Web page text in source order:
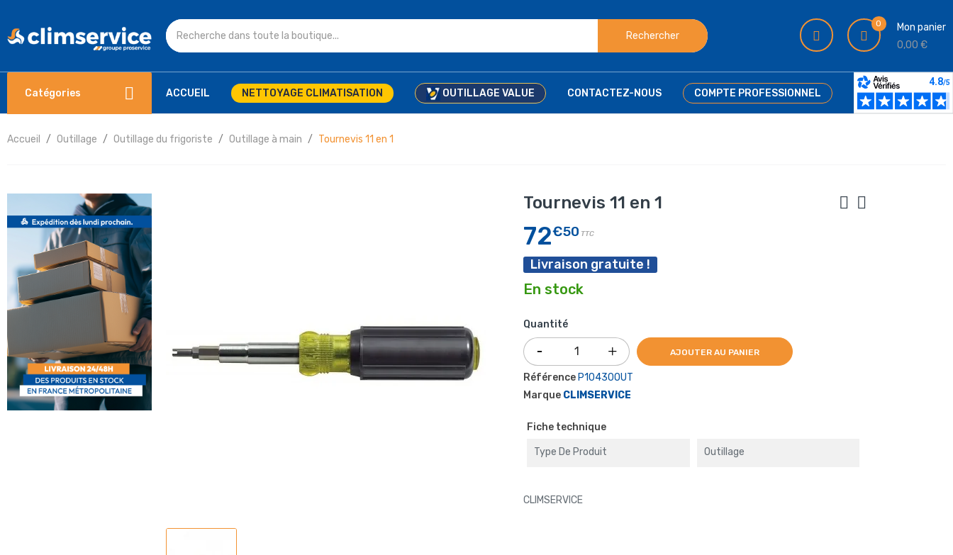
Rechercher
0
Mon panier
0,00 €
Catégories ACCUEIL NETTOYAGE CLIMATISATION OUTILLAGE VALUE CONTACTEZ-NOUS COMPTE PROFESSIONNEL
Accueil Outillage Outillage du frigoriste Outillage à main Tournevis 11 en 1
Tournevis 11 en 1
72€50 TTC
Livraison gratuite !
En stock
Quantité
AJOUTER AU PANIER
Référence P10430OUT
Marque CLIMSERVICE
Fiche technique
Type De Produit Outillage
CLIMSERVICE